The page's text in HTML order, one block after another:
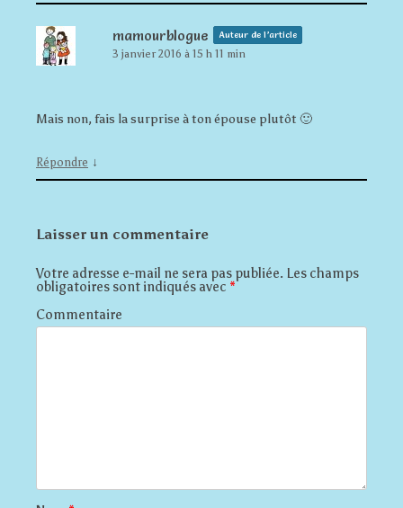
mamourblogue Auteur de l’article
3 janvier 2016 à 15 h 11 min
Mais non, fais la surprise à ton épouse plutôt 🙂
Répondre ↓
Laisser un commentaire
Votre adresse e-mail ne sera pas publiée. Les champs
obligatoires sont indiqués avec *
Commentaire